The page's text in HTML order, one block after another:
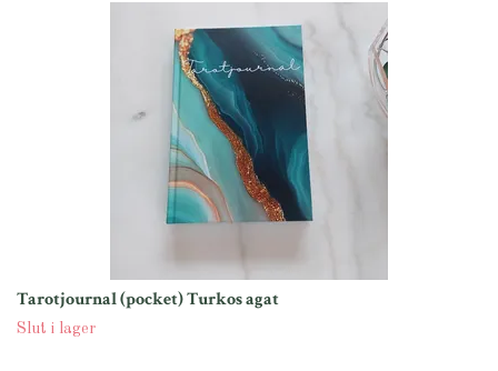
Tarotjournal (pocket) Turkos agat
Slut i lager